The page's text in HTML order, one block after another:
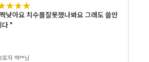
낮아요 치수를잘못쟀나봐요 그래도 쓸만
다 "
호자 백**님